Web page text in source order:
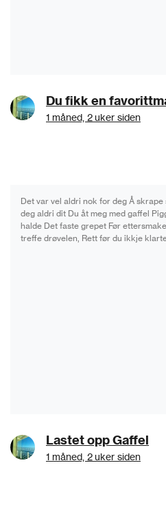
1 måned, 2 uker siden
Det var vel aldri nok for deg Å
deg aldri dit Du åt meg med gaffel
halde Det faste grepet Før
treffe drøvelen, Rett før du ikkje
Lastet opp Gaffel
1 måned, 2 uker siden